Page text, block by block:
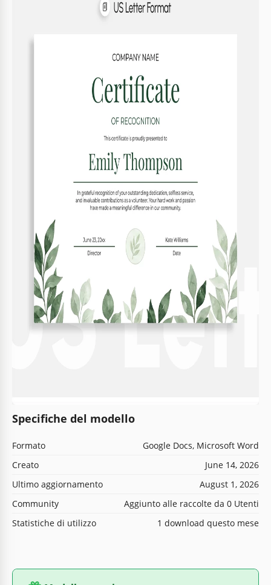
Specifiche del modello
Formato
Google Docs, Microsoft Word
Creato
June 14, 2026
Ultimo aggiornamento
August 1, 2026
Community
Aggiunto alle raccolte da 0 Utenti
Statistiche di utilizzo
1 download questo mese